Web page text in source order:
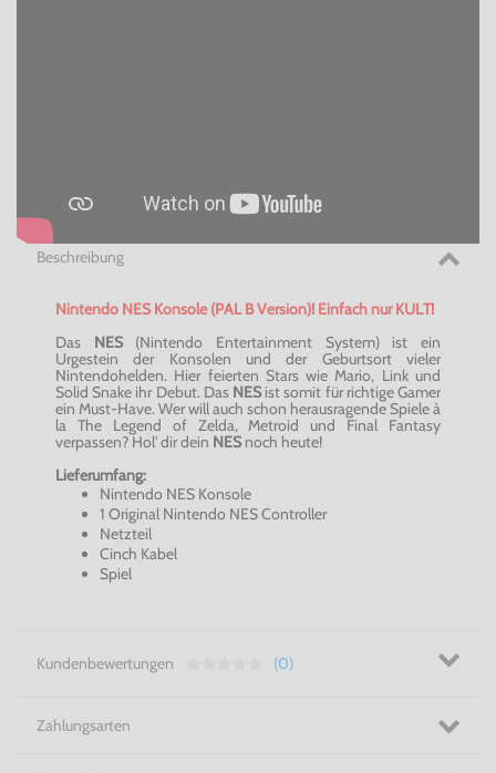
Beschreibung
Nintendo NES Konsole (PAL B Version)! Einfach nur KULT!
Das NES(Nintendo Entertainment System) ist ein
Urgestein der Konsolen und der Geburtsort vieler
Nintendohelden. Hier feierten Stars wie Mario, Link und
Solid Snake ihr Debut. Das NESist somit für richtige Gamer
ein Must-Have. Wer will auch schon herausragende Spiele à
la The Legend of Zelda, Metroid und Final Fantasy
verpassen? Hol' dir dein NESnoch heute!
Lieferumfang:
Nintendo NES Konsole
1 Original Nintendo NES Controller
Netzteil
Cinch Kabel
Spiel
Kundenbewertungen (0)
Zahlungsarten